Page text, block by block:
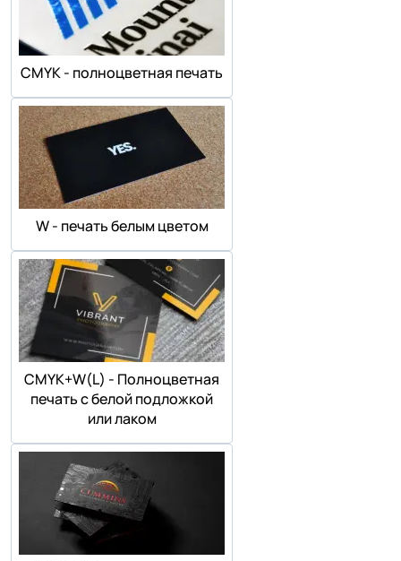
СMYK - полноцветная печать
W - печать белым цветом
СMYK+W(L) - Полноцветная
печать с белой подложкой
или лаком